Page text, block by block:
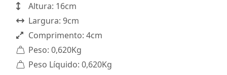
Altura: 16cm
Largura: 9cm
Comprimento: 4cm
Peso: 0,620Kg
Peso Líquido: 0,620Kg